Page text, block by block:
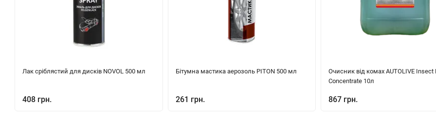
Лак сріблястий для дисків NOVOL 500 мл
408 грн.
Бітумна мастика аерозоль PITON 500 мл
261 грн.
Очисник від комах AUTOLIVE Insect
Concentrate 10л
867 грн.